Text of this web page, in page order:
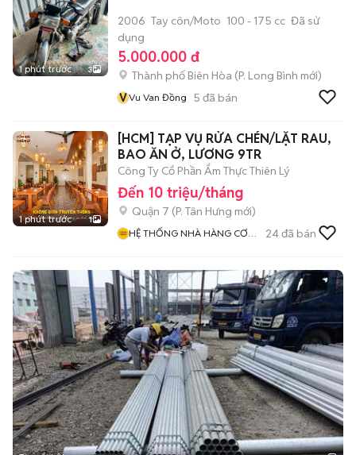
1 phút trước 3
2006 Tay côn/Moto 100 - 175 cc Đã sử
dụng
5.000.000 đ
Thành phố Biên Hòa (P. Long Bình mới)
VVu Van Đồng 5 đã bán
1 phút trước 1
[HCM] TẠP VỤ RỬA CHÉN/LẶT RAU,
BAO ĂN Ở, LƯƠNG 9TR
Công Ty Cổ Phần Ẩm Thực Thiên Lý
Đến 10 triệu/tháng
Quận 7 (P. Tân Hưng mới)
HỆ THỐNG NHÀ HÀNG CƠM
24đã bán